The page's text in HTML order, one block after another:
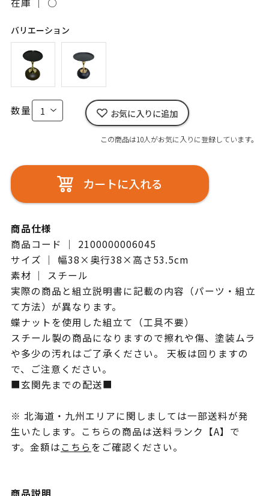
在庫 ｜ ○
バリエーション
数量 お気に入りに追加
この商品は10人がお気に入りに登録しています。
カートに入れる
商品仕様
商品コード ｜ 2100000006045
サイズ ｜ 幅38×奥行38×高さ53.5cm
素材 ｜ スチール
実際の商品と組立説明書に記載の内容（パーツ・組立
て方法）が異なります。
蝶ナットを使用した組立て（工具不要）
スチール製の商品になりますので擦れや傷、塗装ムラ
や多少の汚れはご了承ください。 天板は回りますの
で、ご注意ください。
■玄関先までの配送■
※ 北海道・九州エリアに関しましては一部送料が発
生いたします。こちらの商品は送料ランク【A】で
す。金額はこちらをご確認ください。